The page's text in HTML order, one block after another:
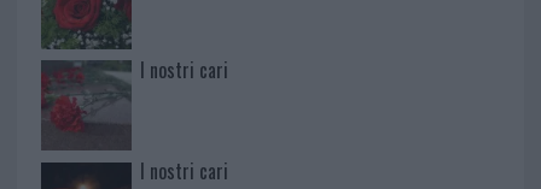
I nostri cari
I nostri cari